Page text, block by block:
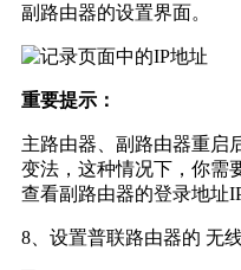
副路由器的设置界面。
重要提示：
主路由器、副路由器重启
变法，这种情况下，你需
查看副路由器的登录地址IP
8、设置普联路由器的 无